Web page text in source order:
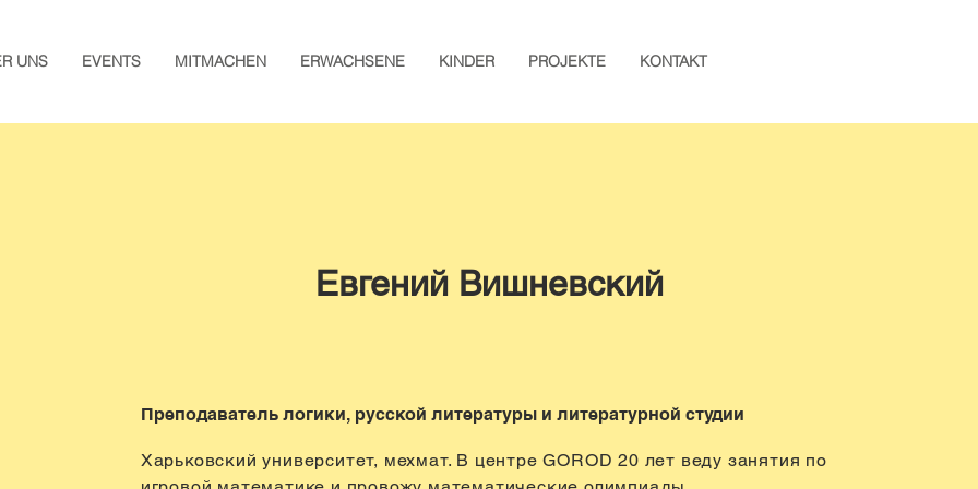
UNS EVENTS MITMACHEN ERWACHSENE KINDER PROJEKTE KONTAKT
Евгений Вишневский
Преподаватель логики, русской литературы и литературной студии
Харьковский университет, мехмат. В центре GOROD 20 лет веду занятия по